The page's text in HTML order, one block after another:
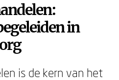
in
is de kern van het